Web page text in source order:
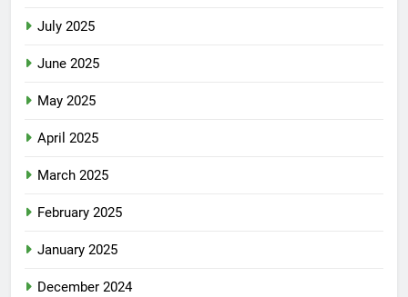
July 2025
June 2025
May 2025
April 2025
March 2025
February 2025
January 2025
December 2024